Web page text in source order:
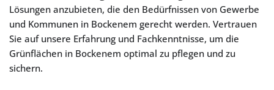
Lösungen anzubieten, die den Bedürfnissen von Gewerbe
und Kommunen in Bockenem gerecht werden. Vertrauen
Sie auf unsere Erfahrung und Fachkenntnisse, um die
Grünflächen in Bockenem optimal zu pflegen und zu
sichern.